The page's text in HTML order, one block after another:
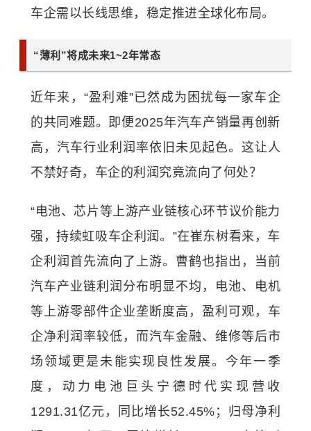
车企需以长线思维，稳定推进全球化布局。
“薄利”将成未来1~2年常态
近年来，“盈利难”已然成为困扰每一家车企
的共同难题。即便2025年汽车产销量再创新
高，汽车行业利润率依旧未见起色。这让人
不禁好奇，车企的利润究竟流向了何处？
“电池、芯片等上游产业链核心环节议价能力
强，持续虹吸车企利润。”在崔东树看来，车
企利润首先流向了上游。曹鹤也指出，当前
汽车产业链利润分布明显不均，电池、电机
等上游零部件企业垄断度高，盈利可观，车
企净利润率较低，而汽车金融、维修等后市
场领域更是未能实现良性发展。今年一季
度，动力电池巨头宁德时代实现营收
1291.31亿元，同比增长52.45%；归母净利